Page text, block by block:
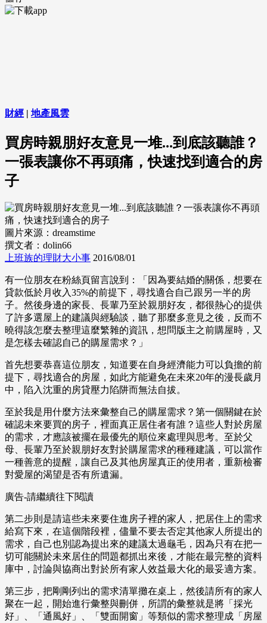
財經 | 地產風雲
買房時親朋好友意見一堆...到底該聽誰？
一張表讓你不再頭痛，快速找到適合的房
子
圖片來源：dreamstime
撰文者：dolin66
上班族的理財大小事 2016/08/01
有一位朋友在粉絲頁留言說到：「因為要結婚的關係，想要在
貸款低於月收入35%的前提下，尋找適合自己跟另一半的房
子。然後身邊的家長、長輩乃至於親朋好友，都很熱心的提供
了許多選屋上的建議與經驗談，聽了那麼多意見之後，反而不
曉得該怎麼去整理這麼繁雜的資訊，想問版主之前購屋時，又
是怎樣去確認自己的購屋需求？」
首先想要恭喜這位朋友，知道要在自身經濟能力可以負擔的前
提下，尋找適合的房屋，如此方能避免在未來20年的漫長歲月
中，陷入沈重的房貸壓力陷阱而無法自拔。
至於我是用什麼方法來彙整自己的購屋需求？第一個關鍵在於
確認未來要買的房子，裡面真正居住者有誰？這些人對於房屋
的需求，才應該被擺在最優先的順位來處理與思考。至於父
母、長輩乃至於親朋好友對於購屋需求的種種建議，可以當作
一種善意的提醒，讓自己及其他房屋真正的使用者，重新檢審
對愛屋的渴望是否有所遺漏。
廣告-請繼續往下閱讀
第二步則是請這些未來要住進房子裡的家人，把居住上的需求
給寫下來，在這個階段裡，儘量不要去否定其他家人所提出的
需求，自己也別認為提出來的建議太過龜毛，因為只有在把一
切可能關於未來居住的問題都抓出來後，才能在最完整的資料
庫中，討論與協商出對於所有家人效益最大化的最妥適方案。
第三步，把剛剛列出的需求清單攤在桌上，然後請所有的家人
聚在一起，開始進行彙整與刪併，所謂的彙整就是將「採光
好」、「通風好」、「雙面開窗」等類似的需求整理成「房屋